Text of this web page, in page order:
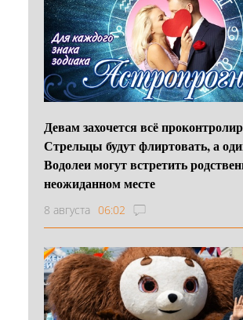
Девам захочется всё
Стрельцы будут флиртовать, а
Водолеи могут встретить
неожиданном месте
8 августа 06:02